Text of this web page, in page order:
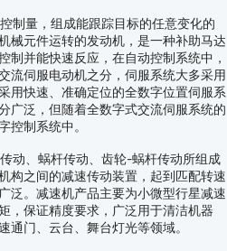
制量，组成能跟踪目标的任意变化的
械元件运转的发动机，是一种补助马达
制并能快速反应，在自动控制系统中，
流伺服电动机之分，伺服系统大多采用
用快速、准确定位的全数字位置伺服系
广泛，但随着全数字式交流伺服系统的
控制系统中。
动、蜗杆传动、齿轮-蜗杆传动所组成
构之间的减速传动装置，起到匹配转速
泛。减速机产品主要为小微型行星减速
，保证精度要求，广泛用于清洁机器
通门、云台、舞台灯光等领域。